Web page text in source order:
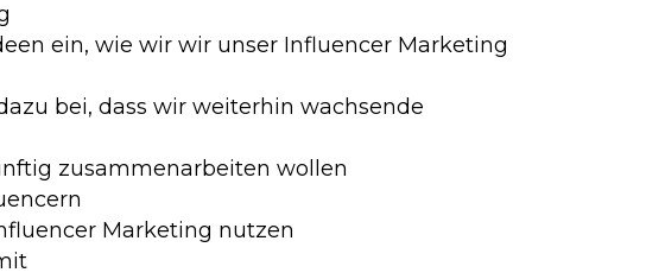
ein, wie wir wir unser Influencer Marketing
bei, dass wir weiterhin wachsende
zusammenarbeiten wollen
Marketing nutzen